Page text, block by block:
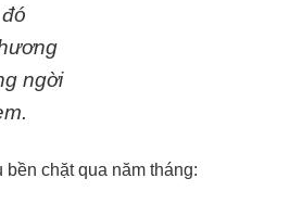
ngời
bền chặt qua năm tháng: